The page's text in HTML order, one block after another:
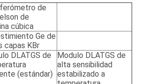
de
de
cúbica
Ge de
capas KBr
DLATGS de
(estándar)
Modulo DLATGS de
alta sensibilidad
estabilizado a